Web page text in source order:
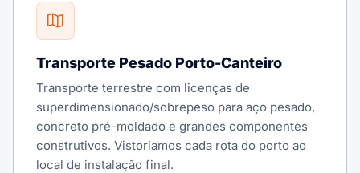
Transporte Pesado Porto-Canteiro
Transporte terrestre com licenças de
superdimensionado/sobrepeso para aço pesado,
concreto pré-moldado e grandes componentes
construtivos. Vistoriamos cada rota do porto ao
local de instalação final.